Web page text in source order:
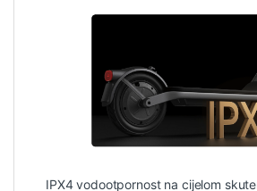
IPX4 vodootpornost na cijelom